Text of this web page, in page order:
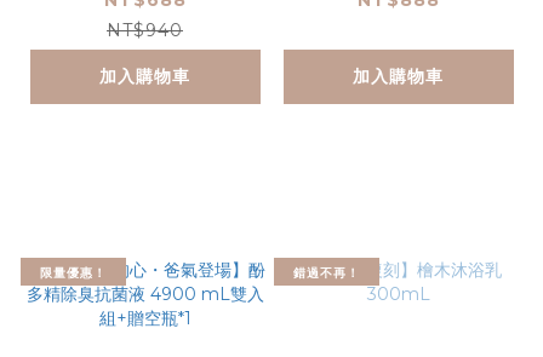
L＋木酢洗碗慕斯340
mL
NT$940
加入購物車 加入購物車
限量優惠！ 錯過不再！